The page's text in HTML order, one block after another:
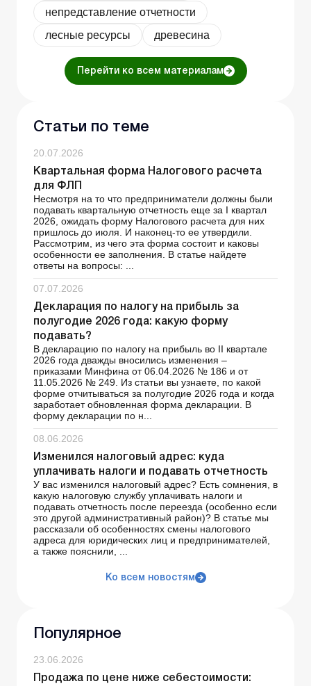
непредставление отчетности
лесные ресурсы
древесина
Перейти ко всем материалам
Статьи по теме
20.07.2026
Квартальная форма Налогового расчета
для ФЛП
Несмотря на то что предприниматели должны были
подавать квартальную отчетность еще за І квартал
2026, ожидать форму Налогового расчета для них
пришлось до июля. И наконец-то ее утвердили.
Рассмотрим, из чего эта форма состоит и каковы
особенности ее заполнения. В статье найдете
ответы на вопросы: ...
07.07.2026
Декларация по налогу на прибыль за
полугодие 2026 года: какую форму
подавать?
В декларацию по налогу на прибыль во ІІ квартале
2026 года дважды вносились изменения –
приказами Минфина от 06.04.2026 № 186 и от
11.05.2026 № 249. Из статьи вы узнаете, по какой
форме отчитываться за полугодие 2026 года и когда
заработает обновленная форма декларации. В
форму декларации по н...
08.06.2026
Изменился налоговый адрес: куда
уплачивать налоги и подавать отчетность
У вас изменился налоговый адрес? Есть сомнения, в
какую налоговую службу уплачивать налоги и
подавать отчетность после переезда (особенно если
это другой административный район)? В статье мы
рассказали об особенностях смены налогового
адреса для юридических лиц и предпринимателей,
а также пояснили, ...
Ко всем новостям
Популярное
23.06.2026
Продажа по цене ниже себестоимости: